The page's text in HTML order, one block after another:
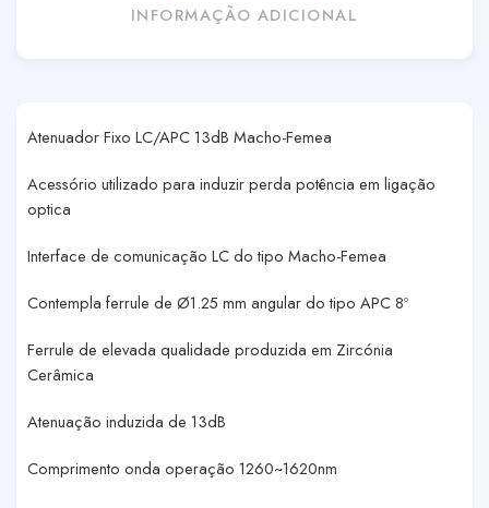
INFORMAÇÃO ADICIONAL
Atenuador Fixo LC/APC 13dB Macho-Femea
Acessório utilizado para induzir perda potência em ligação
optica
Interface de comunicação LC do tipo Macho-Femea
Contempla ferrule de Ø1.25 mm angular do tipo APC 8º
Ferrule de elevada qualidade produzida em Zircónia
Cerâmica
Atenuação induzida de 13dB
Comprimento onda operação 1260~1620nm